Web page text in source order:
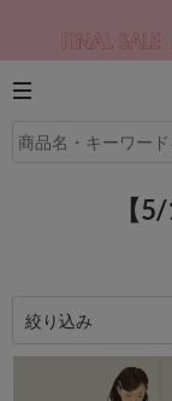
【
絞り込み